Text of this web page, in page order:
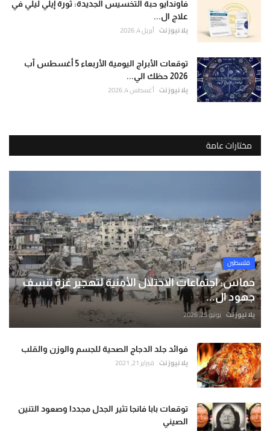
فاوندايو حبة التخسيس الجديدة: ثورة إيلي ليلي في
علاج ال...
يلا نيوز نت أبريل 4, 2026
توقعات الأبراج اليومية الأربعاء 5 أغسطس آب
2026 حظك الي...
يلا نيوز نت أغسطس 4, 2026
مختارات عامة
فلسطين
حماس: اجتماعات الاحتلال الأمنية لتهجير غزة تنسف
جهود ال...
يلا نيوز نت يونيو 25, 2026
فوائد جلد الدجاج الصحية للجسم والوزن والقلب
يلا نيوز نت فبراير 21, 2021
توقعات بابا فانجا تثير الجدل مجددا وصعود التنين
الصيني